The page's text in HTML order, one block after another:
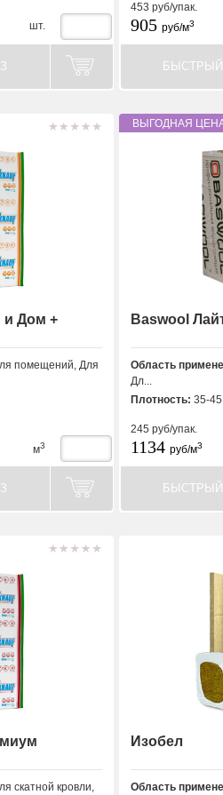
шт.
453 руб/упак.
905 руб/м3
БЫСТРЫЙ
и Дом +
помещений, Для
м3
Baswool
Область
Дл...
Плотность: 35-45
245 руб/упак.
1134 руб/м3
БЫСТРЫЙ
скатной кровли,
Изобел
Область